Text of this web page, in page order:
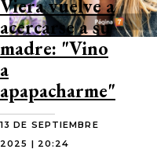
Viera vuelve a
acercarse a su
madre: "Vino
a
apapacharme"
13 DE SEPTIEMBRE
2025 | 20:24